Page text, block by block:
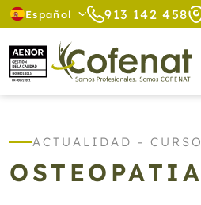
Español 913 142 458
ACTUALIDAD - CURSO